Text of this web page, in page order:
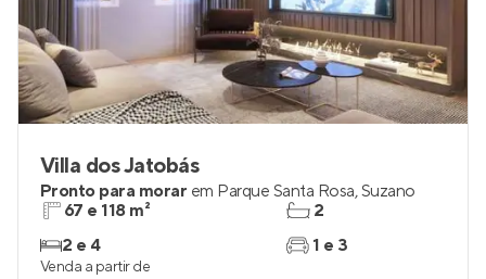
Villa dos Jatobás
Pronto para morar em Parque Santa Rosa,Suzano
67 e 118 m²
2 e 4
2
1 e 3
Venda a partir de